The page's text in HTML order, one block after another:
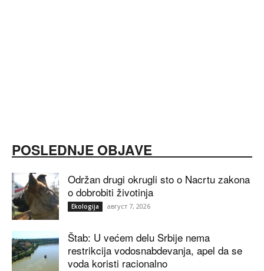
POSLEDNJE OBJAVE
Održan drugi okrugli sto o Nacrtu zakona
o dobrobiti životinja
Ekologija август 7, 2026
Štab: U većem delu Srbije nema
restrikcija vodosnabdevanja, apel da se
voda koristi racionalno